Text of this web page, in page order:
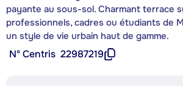
payante au sous-sol. Charmant terrace
professionnels, cadres ou étudiants de
un style de vie urbain haut de gamme.
Nº Centris 22987219